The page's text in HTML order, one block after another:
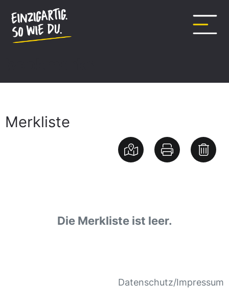
springen
Merkliste
Die Merkliste ist leer.
Datenschutz/Impressum